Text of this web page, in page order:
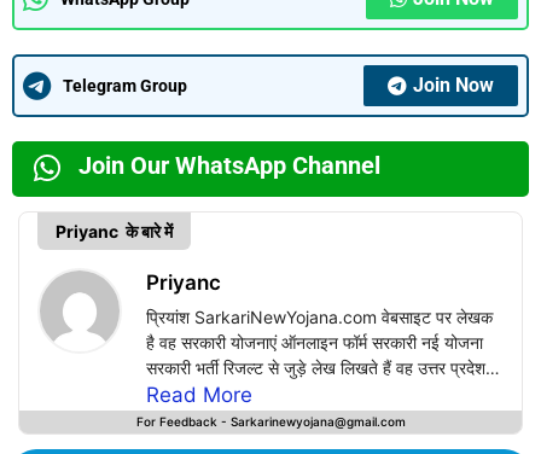
Telegram Group Join Now
Join Our WhatsApp Channel
Priyanc के बारे में
Priyanc
प्रियांश SarkariNewYojana.com वेबसाइट पर लेखक
है वह सरकारी योजनाएं ऑनलाइन फॉर्म सरकारी नई योजना
सरकारी भर्ती रिजल्ट से जुड़े लेख लिखते हैं वह उत्तर प्रदेश
जनपद अमरोहा की रहने वाली हैं इन्होंने वर्तमान में B.A ,
BCA , बीसीए की पढ़ाई कर रहे हैं उन्हें सरकारी नौकरी
Read More
For Feedback - Sarkarinewyojana@gmail.com